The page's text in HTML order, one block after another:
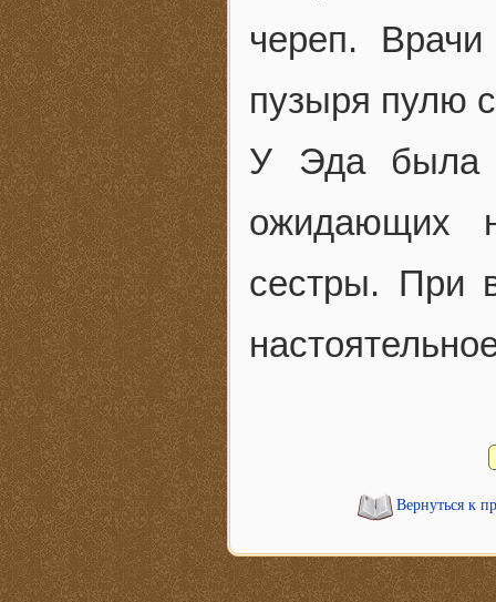
череп.
пузыря пулю
У Эда была
ожидающих
сестры. При
Вернуться к